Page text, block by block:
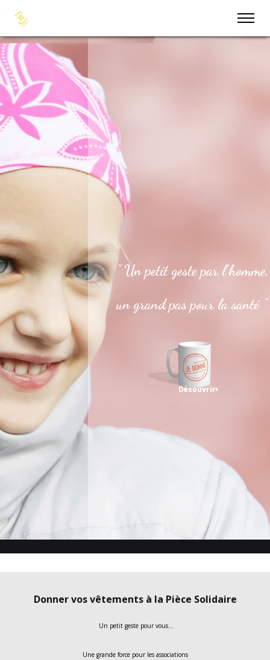
" Un petit geste par l’homme,
un grand pas pour la santé "
Découvrir
Donner vos vêtements à la Pièce Solidaire
Un petit geste pour vous…
Une grande force pour les associations